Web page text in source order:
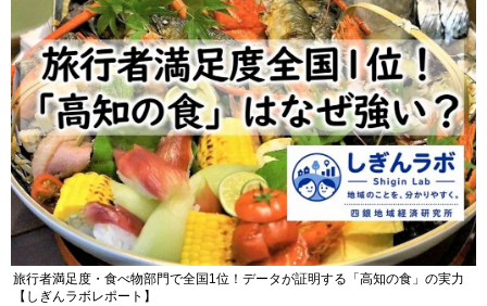
旅行者満足度・食べ物部門で全国1位！データが証明する「高知の食」の実力
【しぎんラボレポート】